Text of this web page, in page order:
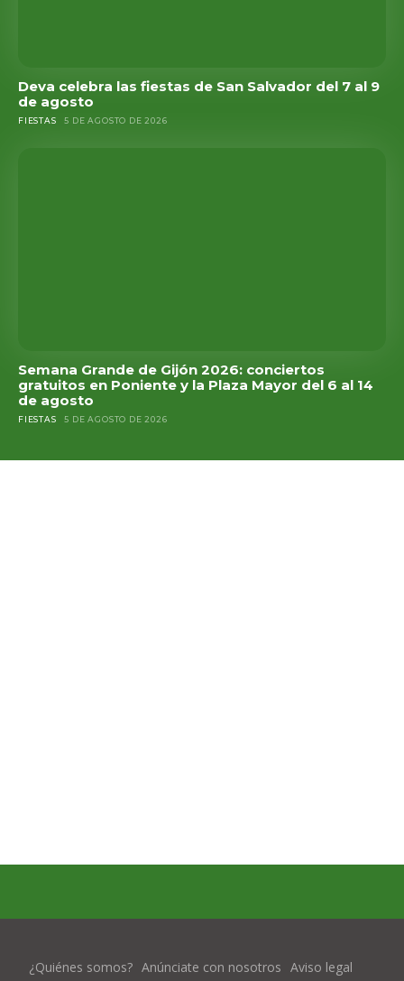
Deva celebra las fiestas de San Salvador del 7 al 9
de agosto
FIESTAS 5 DE AGOSTO DE 2026
Semana Grande de Gijón 2026: conciertos
gratuitos en Poniente y la Plaza Mayor del 6 al 14
de agosto
FIESTAS 5 DE AGOSTO DE 2026
¿Quiénes somos? Anúnciate con nosotros Aviso legal